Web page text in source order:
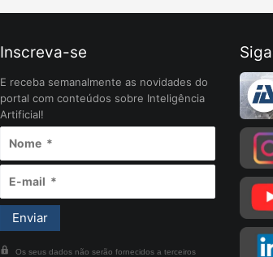
Inscreva-se
E receba semanalmente as novidades do
portal com conteúdos sobre Inteligência
Artificial!
Os seus dados não serão fornecidos a terceiros